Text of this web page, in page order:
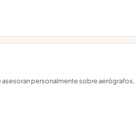
personalmente sobre aerógrafos,